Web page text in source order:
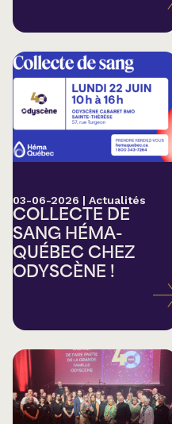
03-06-2026 | Actualités
COLLECTE DE
SANG HÉMA-
QUÉBEC CHEZ
ODYSCÈNE !